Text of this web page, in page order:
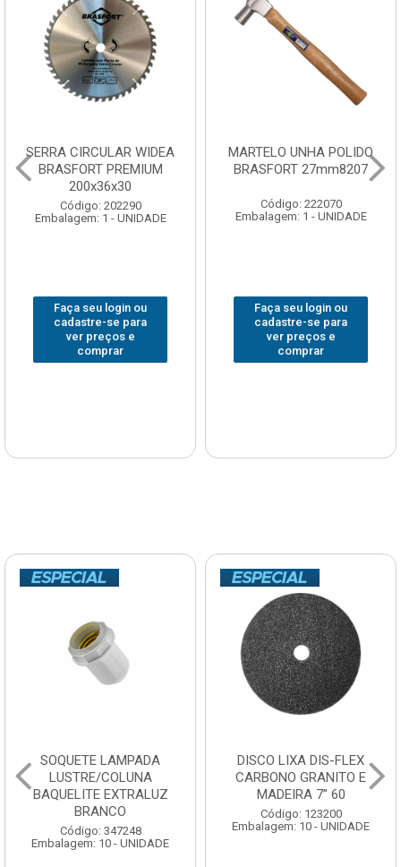
SERRA CIRCULAR WIDEA
BRASFORT PREMIUM
200x36x30
Código: 202290
Embalagem: 1 - UNIDADE
Faça seu login ou
cadastre-se para
ver preços e
comprar
MARTELO UNHA POLIDO
BRASFORT 27mm8207
Código: 222070
Embalagem: 1 - UNIDADE
Faça seu login ou
cadastre-se para
ver preços e
comprar
SOQUETE LAMPADA
LUSTRE/COLUNA
BAQUELITE EXTRALUZ
BRANCO
Código: 347248
Embalagem: 10 - UNIDADE
DISCO LIXA DIS-FLEX
CARBONO GRANITO E
MADEIRA 7” 60
Código: 123200
Embalagem: 10 - UNIDADE